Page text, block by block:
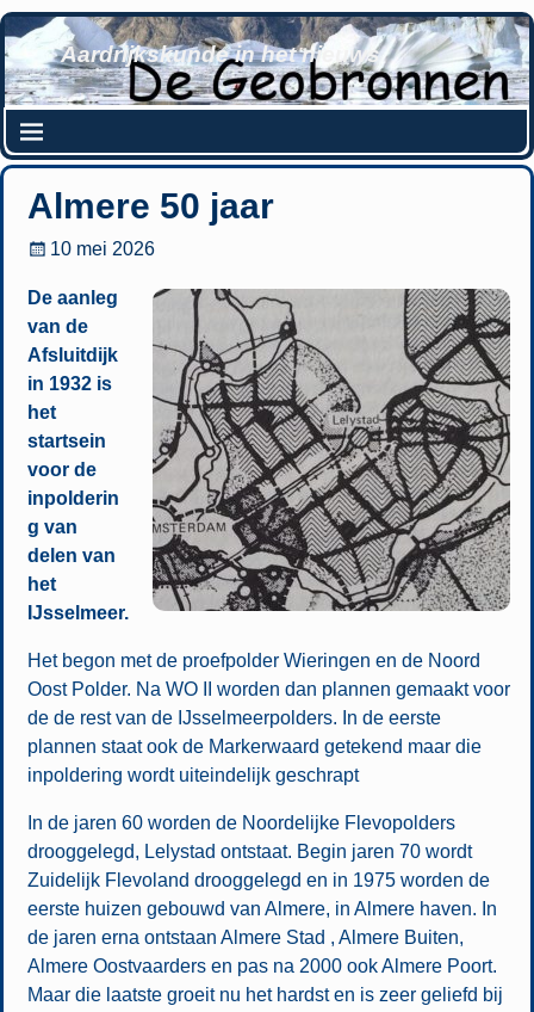
Aardrijkskunde in het nieuws
Almere 50 jaar
10 mei 2026
De aanleg
van de
Afsluitdijk
in 1932 is
het
startsein
voor de
inpolderin
g van
delen van
het
IJsselmeer.
Het begon met de proefpolder Wieringen en de Noord
Oost Polder. Na WO II worden dan plannen gemaakt voor
de de rest van de IJsselmeerpolders. In de eerste
plannen staat ook de Markerwaard getekend maar die
inpoldering wordt uiteindelijk geschrapt
In de jaren 60 worden de Noordelijke Flevopolders
drooggelegd, Lelystad ontstaat. Begin jaren 70 wordt
Zuidelijk Flevoland drooggelegd en in 1975 worden de
eerste huizen gebouwd van Almere, in Almere haven. In
de jaren erna ontstaan Almere Stad , Almere Buiten,
Almere Oostvaarders en pas na 2000 ook Almere Poort.
Maar die laatste groeit nu het hardst en is zeer geliefd bij